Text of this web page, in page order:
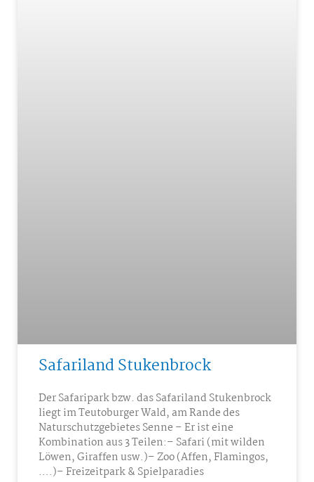
Safariland Stukenbrock
Der Safaripark bzw. das Safariland Stukenbrock
liegt im Teutoburger Wald, am Rande des
Naturschutzgebietes Senne – Er ist eine
Kombination aus 3 Teilen:– Safari (mit wilden
Löwen, Giraffen usw.)– Zoo (Affen, Flamingos,
….)– Freizeitpark & Spielparadies